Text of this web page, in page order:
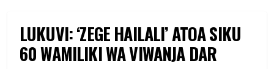
LUKUVI: ‘ZEGE HAILALI’ ATOA SIKU
60 WAMILIKI WA VIWANJA DAR